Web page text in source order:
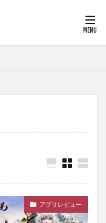
アプリレビュー